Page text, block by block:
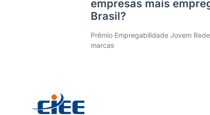
empresas mais
Brasil?
Prêmio Empregabilidade Jovem
marcas